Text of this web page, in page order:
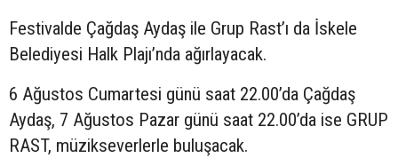
Festivalde Çağdaş Aydaş ile Grup Rast’ı da İskele
Belediyesi Halk Plajı’nda ağırlayacak.
6 Ağustos Cumartesi günü saat 22.00’da Çağdaş
Aydaş, 7 Ağustos Pazar günü saat 22.00’da ise GRUP
RAST, müzikseverlerle buluşacak.